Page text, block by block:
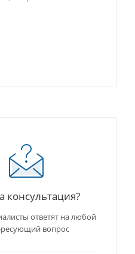
консультация?
ответят на любой
вопрос